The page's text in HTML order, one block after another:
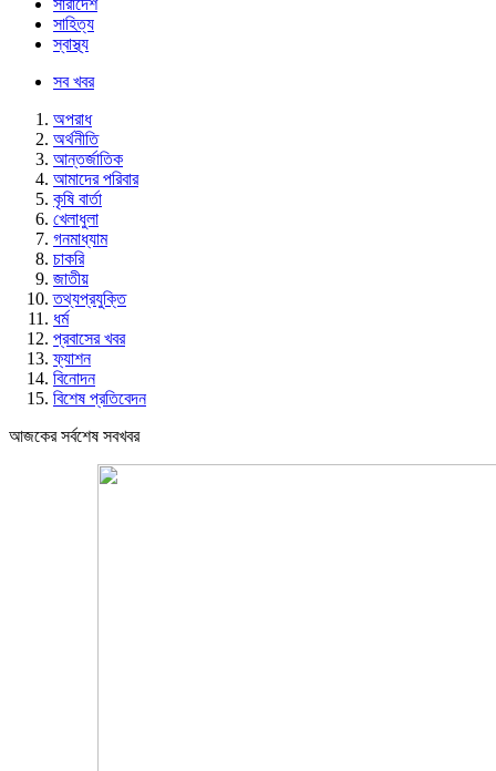
সারাদেশ
সাহিত্য
স্বাস্থ্য
সব খবর
অপরাধ
অর্থনীতি
আন্তর্জাতিক
আমাদের পরিবার
কৃষি বার্তা
খেলাধুলা
গনমাধ্যাম
চাকরি
জাতীয়
তথ্যপ্রযুক্তি
ধর্ম
প্রবাসের খবর
ফ্যাশন
বিনোদন
বিশেষ প্রতিবেদন
আজকের সর্বশেষ সবখবর